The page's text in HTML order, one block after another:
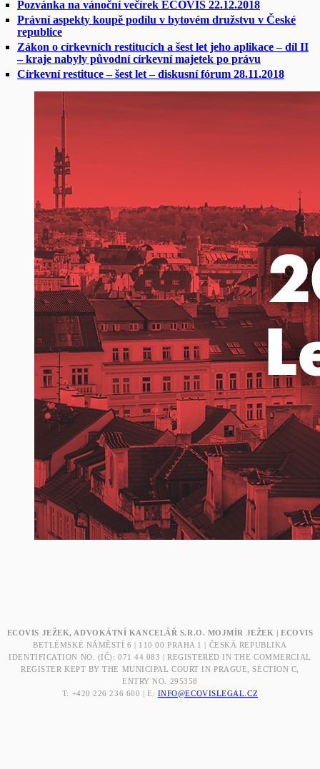
Pozvánka na vánoční večírek ECOVIS 22.12.2018
Právní aspekty koupě podílu v bytovém družstvu v České
republice
Zákon o církevních restitucích a šest let jeho aplikace – díl II
– kraje nabyly původní církevní majetek po právu
Církevní restituce – šest let – diskusní fórum 28.11.2018
ECOVIS JEŽEK, ADVOKÁTNÍ KANCELÁŘ S.R.O. MOJMÍR JEŽEK | ECOVIS
BETLÉMSKÉ NÁMĚSTÍ 6 | 110 00 PRAHA 1 | ČESKÁ REPUBLIKA
IDENTIFICATION NO. (IČ): 071 44 083 | REGISTERED IN THE COMMERCIAL
REGISTER KEPT BY THE MUNICIPAL COURT IN PRAGUE, SECTION C,
ENTRY NO. 295358
T: +420 226 236 600 | E: INFO@ECOVISLEGAL.CZ